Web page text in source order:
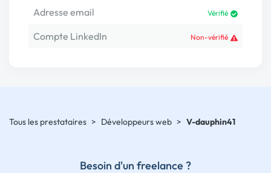
Adresse email Vérifié
Compte LinkedIn Non-vérifié
Tous les prestataires > Développeurs web > V-dauphin41
Besoin d'un freelance ?